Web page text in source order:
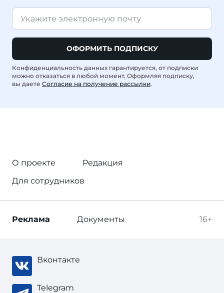
ОФОРМИТЬ ПОДПИСКУ
Конфиденциальность данных гарантируется, от подписки
можно отказаться в любой момент. Оформляя подписку,
вы даете Согласие на получение рассылки.
О проекте
Редакция
Для сотрудников
16+
Реклама Документы
Вконтакте
Telegram